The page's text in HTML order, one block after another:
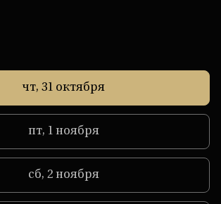
чт, 31 октября
пт, 1 ноября
сб, 2 ноября